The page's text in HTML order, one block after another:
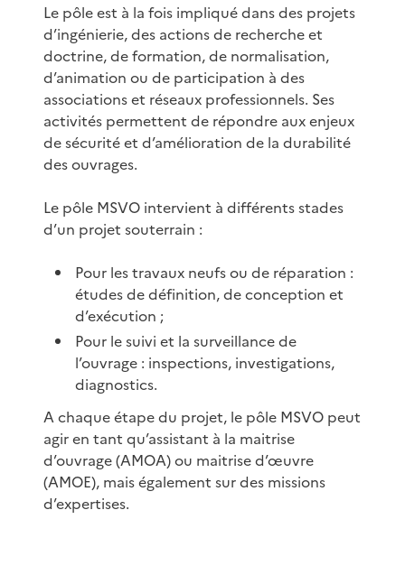
Le pôle est à la fois impliqué dans des projets
d’ingénierie, des actions de recherche et
doctrine, de formation, de normalisation,
d’animation ou de participation à des
associations et réseaux professionnels. Ses
activités permettent de répondre aux enjeux
de sécurité et d’amélioration de la durabilité
des ouvrages.
Le pôle MSVO intervient à différents stades
d’un projet souterrain :
Pour les travaux neufs ou de réparation :
études de définition, de conception et
d’exécution ;
Pour le suivi et la surveillance de
l’ouvrage : inspections, investigations,
diagnostics.
A chaque étape du projet, le pôle MSVO peut
agir en tant qu’assistant à la maitrise
d’ouvrage (AMOA) ou maitrise d’œuvre
(AMOE), mais également sur des missions
d’expertises.